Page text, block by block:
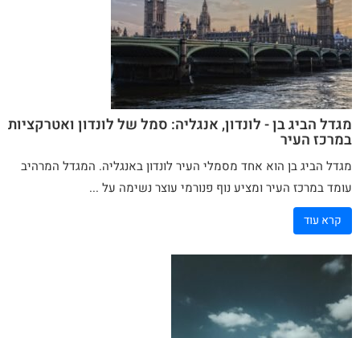
מגדל הביג בן - לונדון, אנגליה: סמל של לונדון ואטרקציות
במרכז העיר
מגדל הביג בן הוא אחד מסמלי העיר לונדון באנגליה. המגדל המרהיב
עומד במרכז העיר ומציע נוף פנורמי עוצר נשימה על ...
קרא עוד